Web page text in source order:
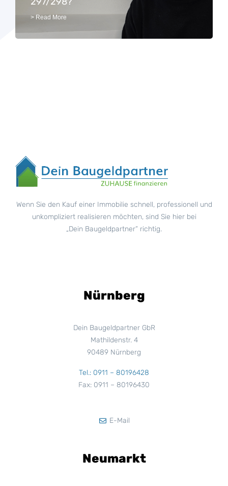
> Read More
Wenn Sie den Kauf einer Immobilie schnell, professionell und
unkompliziert realisieren möchten, sind Sie hier bei
„Dein Baugeldpartner“ richtig.
Nürnberg
Dein Baugeldpartner GbR
Mathildenstr. 4
90489 Nürnberg
Tel.: 0911 – 80196428
Fax: 0911 – 80196430
E-Mail
Neumarkt